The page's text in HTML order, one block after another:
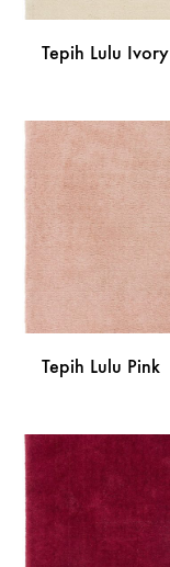
Tepih Lulu Ivory
Tepih Lulu Pink